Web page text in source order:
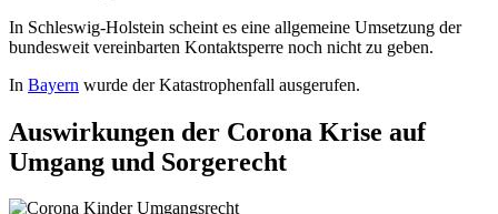
In Schleswig-Holstein scheint es eine allgemeine Umsetzung der
bundesweit vereinbarten Kontaktsperre noch nicht zu geben.
In Bayern wurde der Katastrophenfall ausgerufen.
Auswirkungen der Corona Krise auf
Umgang und Sorgerecht